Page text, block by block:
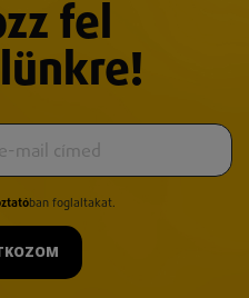
fel
ban foglaltakat.